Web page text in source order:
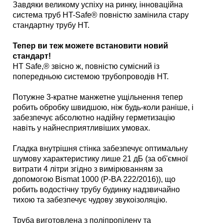
Завдяки великому успіху на ринку, інноваційна
система труб HT-Safe® повністю замінила стару
стандартну трубу HT.
Тепер ви теж можете встановити новий
стандарт!
HT Safe,® звісно ж, повністю сумісний із
попередньою системою трубопроводів HT.
Потужне 3-кратне манжетне ущільнення тепер
робить обробку швидшою, ніж будь-коли раніше, і
забезпечує абсолютно надійну герметизацію
навіть у найнесприятливіших умовах.
Гладка внутрішня стінка забезпечує оптимальну
шумову характеристику лише 21 дБ (за об'ємної
витрати 4 літри згідно з вимірюванням за
допомогою Bismat 1000 (P-BA 222/2016)), що
робить водостічну трубу будинку надзвичайно
тихою та забезпечує чудову звукоізоляцію.
Труба виготовлена з поліпропілену та